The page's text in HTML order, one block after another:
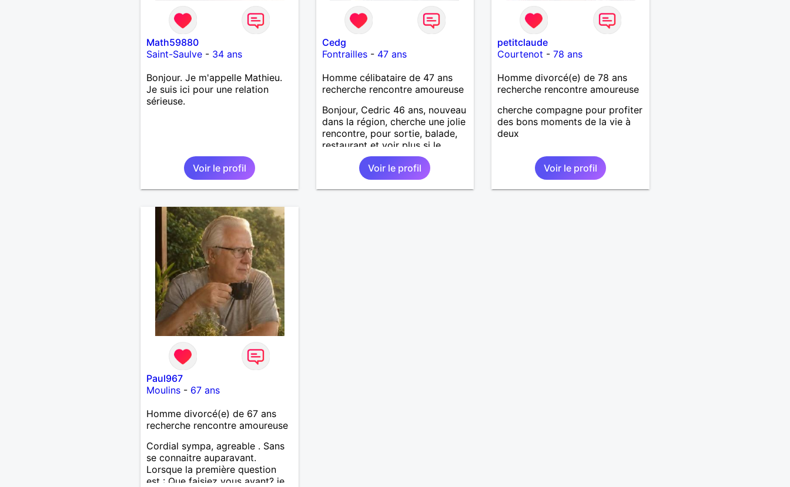
Math59880
Saint-Saulve- 34 ans
Bonjour. Je m'appelle Mathieu.
Je suis ici pour une relation
sérieuse.
Voir le profil
Cedg
Fontrailles- 47 ans
Homme célibataire de 47 ans
recherche rencontre amoureuse
Bonjour, Cedric 46 ans, nouveau
dans la région, cherche une jolie
rencontre, pour sortie, balade,
restaurant et voir plus si le
courant passe. Je suis sociable,
souriant, patient, j’aime rire et
plaisanter..
Voir le profil
petitclaude
Courtenot -78 ans
Homme divorcé(e) de 78 ans
recherche rencontre amoureuse
cherche compagne pour profiter
des bons moments de la vie à
deux
Voir le profil
Paul967
Moulins- 67 ans
Homme divorcé(e) de 67 ans
recherche rencontre amoureuse
Cordial sympa, agreable . Sans
se connaitre auparavant.
Lorsque la première question
est : Que faisiez vous avant? je